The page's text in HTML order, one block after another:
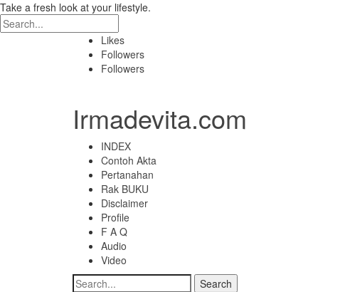
Take a fresh look at your lifestyle.
Likes
Followers
Followers
Irmadevita.com
INDEX
Contoh Akta
Pertanahan
Rak BUKU
Disclaimer
Profile
F A Q
Audio
Video